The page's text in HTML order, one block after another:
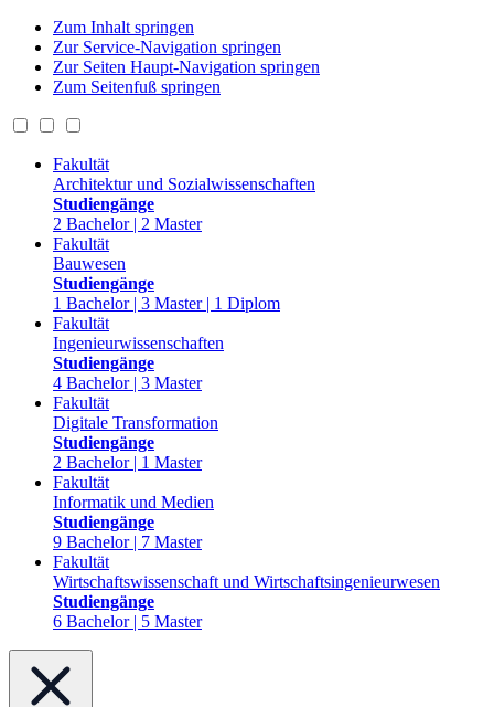
Zum Inhalt springen
Zur Service-Navigation springen
Zur Seiten Haupt-Navigation springen
Zum Seitenfuß springen
Fakultät
Architektur und Sozialwissenschaften
Studiengänge
2 Bachelor | 2 Master
Fakultät
Bauwesen
Studiengänge
1 Bachelor | 3 Master | 1 Diplom
Fakultät
Ingenieurwissenschaften
Studiengänge
4 Bachelor | 3 Master
Fakultät
Digitale Transformation
Studiengänge
2 Bachelor | 1 Master
Fakultät
Informatik und Medien
Studiengänge
9 Bachelor | 7 Master
Fakultät
Wirtschaftswissenschaft und Wirtschaftsingenieurwesen
Studiengänge
6 Bachelor | 5 Master